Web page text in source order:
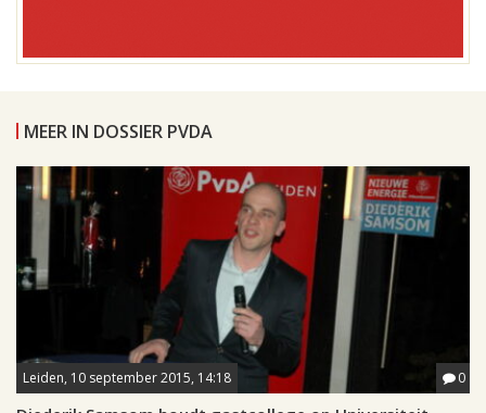
MEER IN DOSSIER PVDA
Leiden, 10 september 2015, 14:18 0